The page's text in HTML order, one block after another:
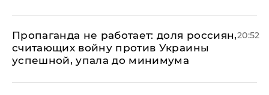
​Пропаганда не работает: доля россиян,
считающих войну против Украины
успешной, упала до минимума
20:52